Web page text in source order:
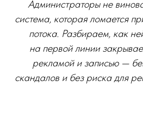
Администраторы не
система, которая ломается
потока. Разбираем, как
на первой линии
рекламой и записью —
скандалов и без риска для